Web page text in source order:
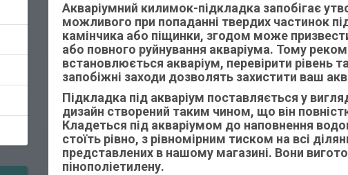
Акваріумний килимок-підкладка запобігає
можливого при попаданні твердих частинок
камінчика або піщинки, згодом може
або повного руйнування акваріума. Тому
встановлюється акваріум, перевірити рівень
запобіжні заходи дозволять захистити ваш
Підкладка під акваріум поставляється у
дизайн створений таким чином, що він
Кладеться під акваріумом до наповнення
стоїть рівно, з рівномірним тиском на всі
представлених в нашому магазині. Вони
пінополіетилену.